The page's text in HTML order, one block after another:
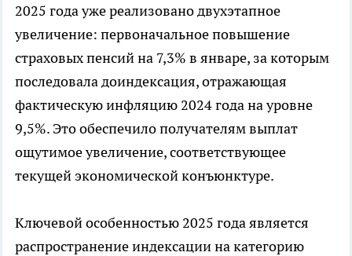
2025 года уже реализовано двухэтапное
увеличение: первоначальное повышение
страховых пенсий на 7,3% в январе, за которым
последовала доиндексация, отражающая
фактическую инфляцию 2024 года на уровне
9,5%. Это обеспечило получателям выплат
ощутимое увеличение, соответствующее
текущей экономической конъюнктуре.
Ключевой особенностью 2025 года является
распространение индексации на категорию